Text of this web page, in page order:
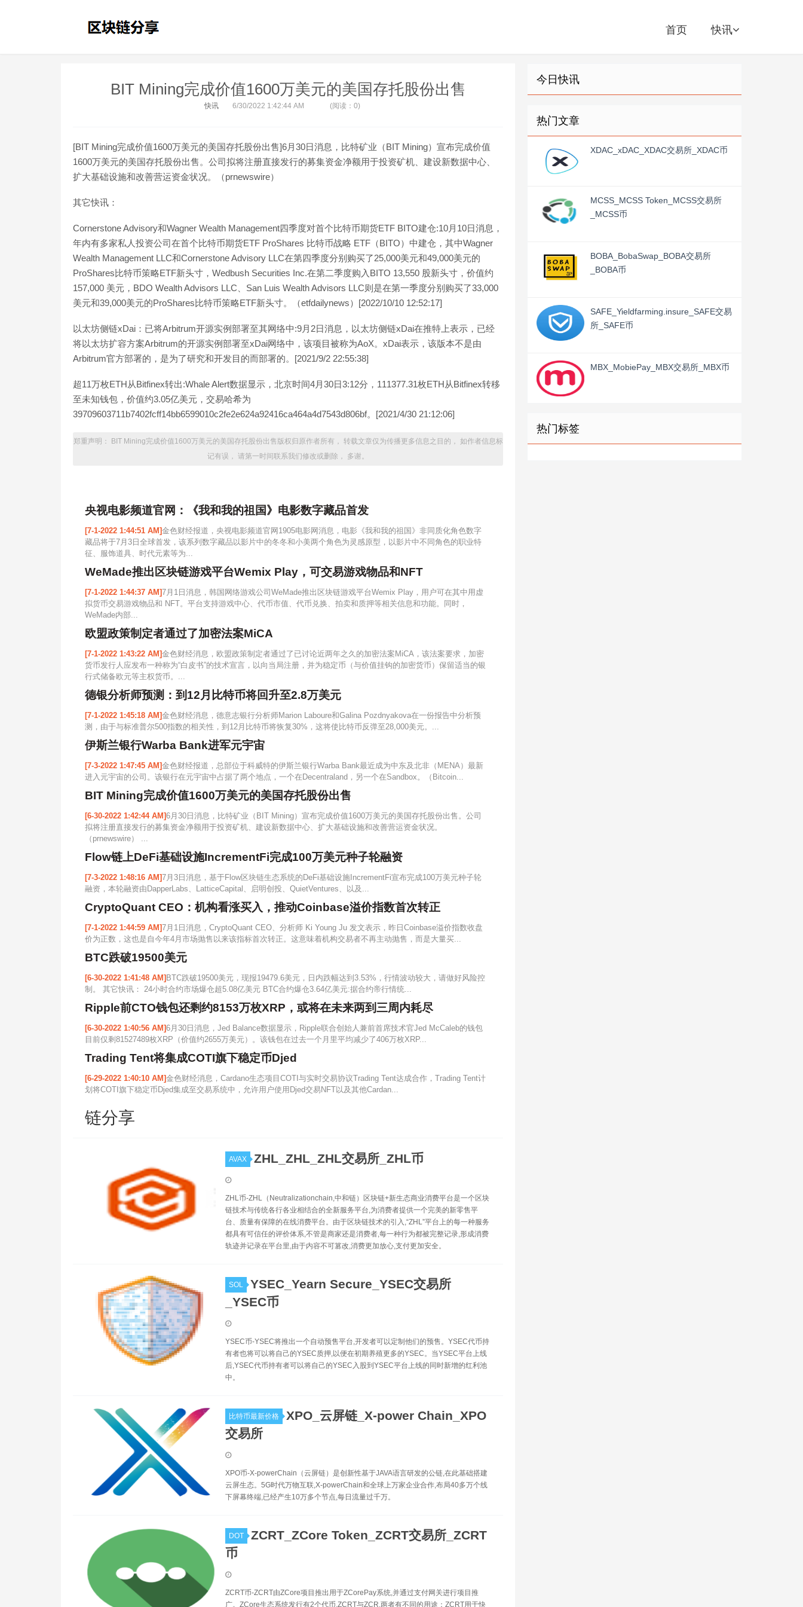
首页 快讯
BIT Mining完成价值1600万美元的美国存托股份出售
快讯 6/30/2022 1:42:44 AM (阅读：0)
[BIT Mining完成价值1600万美元的美国存托股份出售]6月30日消息，比特矿业（BIT Mining）宣布完成价值
1600万美元的美国存托股份出售。公司拟将注册直接发行的募集资金净额用于投资矿机、建设新数据中心、
扩大基础设施和改善营运资金状况。（prnewswire）
其它快讯：
Cornerstone Advisory和Wagner Wealth Management四季度对首个比特币期货ETF BITO建仓:10月10日消息，
年内有多家私人投资公司在首个比特币期货ETF ProShares 比特币战略 ETF（BITO）中建仓，其中Wagner
Wealth Management LLC和Cornerstone Advisory LLC在第四季度分别购买了25,000美元和49,000美元的
ProShares比特币策略ETF新头寸，Wedbush Securities Inc.在第二季度购入BITO 13,550 股新头寸，价值约
157,000 美元，BDO Wealth Advisors LLC、San Luis Wealth Advisors LLC则是在第一季度分别购买了33,000
美元和39,000美元的ProShares比特币策略ETF新头寸。（etfdailynews）[2022/10/10 12:52:17]
以太坊侧链xDai：已将Arbitrum开源实例部署至其网络中:9月2日消息，以太坊侧链xDai在推特上表示，已经
将以太坊扩容方案Arbitrum的开源实例部署至xDai网络中，该项目被称为AoX。xDai表示，该版本不是由
Arbitrum官方部署的，是为了研究和开发目的而部署的。[2021/9/2 22:55:38]
超11万枚ETH从Bitfinex转出:Whale Alert数据显示，北京时间4月30日3:12分，111377.31枚ETH从Bitfinex转移
至未知钱包，价值约3.05亿美元，交易哈希为
39709603711b7402fcff14bb6599010c2fe2e624a92416ca464a4d7543d806bf。[2021/4/30 21:12:06]
郑重声明： BIT Mining完成价值1600万美元的美国存托股份出售版权归原作者所有， 转载文章仅为传播更多信息之目的， 如作者信息标
记有误， 请第一时间联系我们修改或删除， 多谢。
央视电影频道官网：《我和我的祖国》电影数字藏品首发
[7-1-2022 1:44:51 AM]金色财经报道，央视电影频道官网1905电影网消息，电影《我和我的祖国》非同质化角色数字
藏品将于7月3日全球首发，该系列数字藏品以影片中的冬冬和小美两个角色为灵感原型，以影片中不同角色的职业特
征、服饰道具、时代元素等为...
WeMade推出区块链游戏平台Wemix Play，可交易游戏物品和NFT
[7-1-2022 1:44:37 AM]7月1日消息，韩国网络游戏公司WeMade推出区块链游戏平台Wemix Play，用户可在其中用虚
拟货币交易游戏物品和 NFT。平台支持游戏中心、代币市值、代币兑换、拍卖和质押等相关信息和功能。同时，
WeMade内部...
欧盟政策制定者通过了加密法案MiCA
[7-1-2022 1:43:22 AM]金色财经消息，欧盟政策制定者通过了已讨论近两年之久的加密法案MiCA，该法案要求，加密
货币发行人应发布一种称为“白皮书”的技术宣言，以向当局注册，并为稳定币（与价值挂钩的加密货币）保留适当的银
行式储备欧元等主权货币。...
德银分析师预测：到12月比特币将回升至2.8万美元
[7-1-2022 1:45:18 AM]金色财经消息，德意志银行分析师Marion Laboure和Galina Pozdnyakova在一份报告中分析预
测，由于与标准普尔500指数的相关性，到12月比特币将恢复30%，这将使比特币反弹至28,000美元。...
伊斯兰银行Warba Bank进军元宇宙
[7-3-2022 1:47:45 AM]金色财经报道，总部位于科威特的伊斯兰银行Warba Bank最近成为中东及北非（MENA）最新
进入元宇宙的公司。该银行在元宇宙中占据了两个地点，一个在Decentraland，另一个在Sandbox。（Bitcoin...
BIT Mining完成价值1600万美元的美国存托股份出售
[6-30-2022 1:42:44 AM]6月30日消息，比特矿业（BIT Mining）宣布完成价值1600万美元的美国存托股份出售。公司
拟将注册直接发行的募集资金净额用于投资矿机、建设新数据中心、扩大基础设施和改善营运资金状况。
（prnewswire） ...
Flow链上DeFi基础设施IncrementFi完成100万美元种子轮融资
[7-3-2022 1:48:16 AM]7月3日消息，基于Flow区块链生态系统的DeFi基础设施IncrementFi宣布完成100万美元种子轮
融资，本轮融资由DapperLabs、LatticeCapital、启明创投、QuietVentures、以及...
CryptoQuant CEO：机构看涨买入，推动Coinbase溢价指数首次转正
[7-1-2022 1:44:59 AM]7月1日消息，CryptoQuant CEO、分析师 Ki Young Ju 发文表示，昨日Coinbase溢价指数收盘
价为正数，这也是自今年4月市场抛售以来该指标首次转正。这意味着机构交易者不再主动抛售，而是大量买...
BTC跌破19500美元
[6-30-2022 1:41:48 AM] BTC跌破19500美元，现报19479.6美元，日内跌幅达到3.53%，行情波动较大，请做好风险控
制。 其它快讯： 24小时合约市场爆仓超5.08亿美元 BTC合约爆仓3.64亿美元:据合约帝行情统...
Ripple前CTO钱包还剩约8153万枚XRP，或将在未来两到三周内耗尽
[6-30-2022 1:40:56 AM]6月30日消息，Jed Balance数据显示，Ripple联合创始人兼前首席技术官Jed McCaleb的钱包
目前仅剩81527489枚XRP（价值约2655万美元）。该钱包在过去一个月里平均减少了406万枚XRP...
Trading Tent将集成COTI旗下稳定币Djed
[6-29-2022 1:40:10 AM]金色财经消息，Cardano生态项目COTI与实时交易协议Trading Tent达成合作，Trading Tent计
划将COTI旗下稳定币Djed集成至交易系统中，允许用户使用Djed交易NFT以及其他Cardan...
链分享
AVAX ZHL_ZHL_ZHL交易所_ZHL币
ZHL币-ZHL（Neutralizationchain,中和链）区块链+新生态商业消费平台是一个区块
链技术与传统各行各业相结合的全新服务平台,为消费者提供一个完美的新零售平
台、质量有保障的在线消费平台。由于区块链技术的引入,“ZHL”平台上的每一种服务
都具有可信任的评价体系,不管是商家还是消费者,每一种行为都被完整记录,形成消费
轨迹并记录在平台里,由于内容不可篡改,消费更加放心,支付更加安全。
SOL
YSEC_Yearn Secure_YSEC交易所
_YSEC币
YSEC币-YSEC将推出一个自动预售平台,开发者可以定制他们的预售。YSEC代币持
有者也将可以将自己的YSEC质押,以便在初期养殖更多的YSEC。当YSEC平台上线
后,YSEC代币持有者可以将自己的YSEC入股到YSEC平台上线的同时新增的红利池
中。
比特币最新价格
XPO_云屏链_X-power Chain_XPO
交易所
XPO币-X-powerChain（云屏链）是创新性基于JAVA语言研发的公链,在此基础搭建
云屏生态。5G时代万物互联,X-powerChain和全球上万家企业合作,布局40多万个线
下屏幕终端,已经产生10万多个节点,每日流量过千万。
DOT
ZCRT_ZCore Token_ZCRT交易所_ZCRT
币
ZCRT币-ZCRT由ZCore项目推出用于ZCorePay系统,并通过支付网关进行项目推
广。ZCore生态系统发行有2个代币,ZCRT与ZCR,两者有不同的用途：ZCRT用于快
今日快讯
热门文章
XDAC_xDAC_XDAC交易所_XDAC币
MCSS_MCSS Token_MCSS交易所
_MCSS币
BOBA_BobaSwap_BOBA交易所
_BOBA币
SAFE_Yieldfarming.insure_SAFE交易
所_SAFE币
MBX_MobiePay_MBX交易所_MBX币
热门标签